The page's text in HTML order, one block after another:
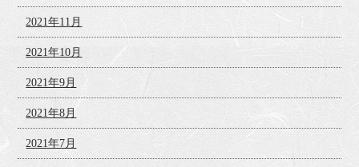
2021年11月
2021年10月
2021年9月
2021年8月
2021年7月